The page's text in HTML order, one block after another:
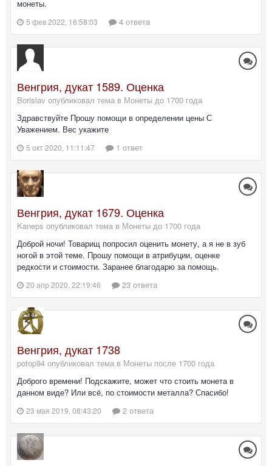
монеты.
5 фев 2022, 16:58:03 4 ответа
Венгрия, дукат 1589. Оценка
Borislav опубликовал тема в Монеты до 1700 года
Здравствуйте Прошу помощи в определении цены С
Уважением. Вес укажите
5 окт 2020, 11:11:47 1 ответ
Венгрия, дукат 1679. Оценка
Kaneps опубликовал тема в Монеты до 1700 года
Доброй ночи! Товарищ попросил оценить монету, а я не в зуб
ногой в этой теме. Прошу помощи в атрибуции, оценке
редкости и стоимости. Заранее благодарю за помощь.
20 апр 2020, 22:19:46 23 ответа
Венгрия, дукат 1738
potop94 опубликовал тема в Монеты после 1700 года
Доброго времени! Подскажите, может что стоить монета в
данном виде? Или всё, по стоимости металла? Спасибо!
23 мая 2019, 08:43:20 2 ответа